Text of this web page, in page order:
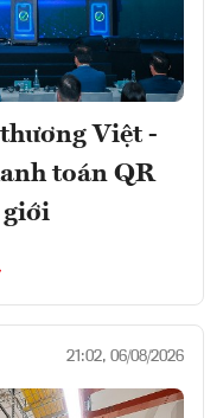
Việt -
toán QR
giới
21:02, 06/08/2026